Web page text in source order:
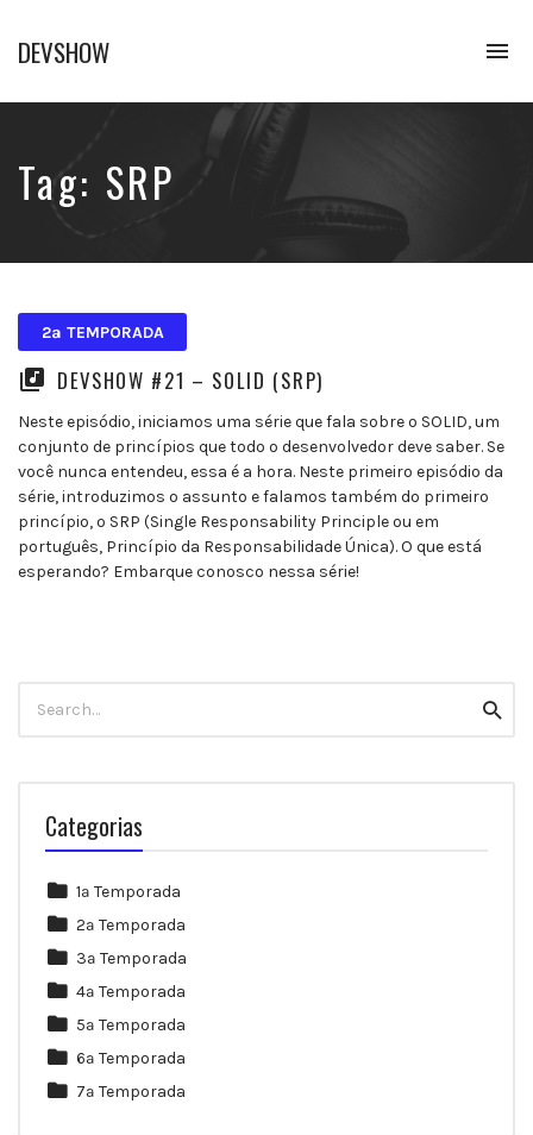
DEVSHOW
em
Tag: SRP
2ª TEMPORADA
DEVSHOW #21 – SOLID (SRP)
Neste episódio, iniciamos uma série que fala sobre o SOLID, um
conjunto de princípios que todo o desenvolvedor deve saber. Se
você nunca entendeu, essa é a hora. Neste primeiro episódio da
série, introduzimos o assunto e falamos também do primeiro
princípio, o SRP (Single Responsability Principle ou em
português, Princípio da Responsabilidade Única). O que está
esperando? Embarque conosco nessa série!
for:
Categorias
1ª Temporada
2ª Temporada
3ª Temporada
4ª Temporada
5ª Temporada
6ª Temporada
7ª Temporada